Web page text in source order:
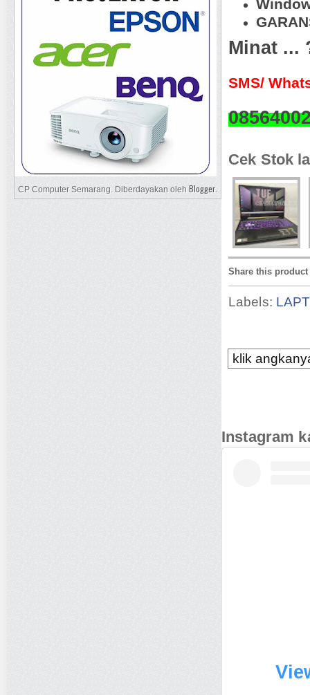
Minat ...
SMS/
Cek Stok
Share this product
Labels:
klik
Instagram
CP Computer Semarang. Diberdayakan oleh Blogger.